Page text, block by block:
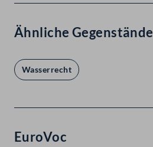
Ähnliche Gegenstände
Wasserrecht
EuroVoc